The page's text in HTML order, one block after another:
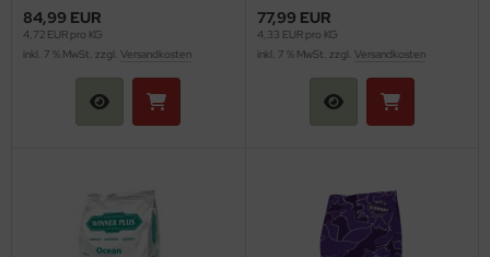
84,99 EUR
4,72 EUR pro KG
inkl. 7 % MwSt. zzgl. Versandkosten
77,99 EUR
4,33 EUR pro KG
inkl. 7 % MwSt. zzgl. Versandkosten